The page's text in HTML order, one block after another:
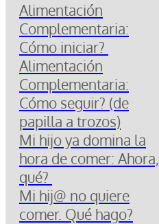
Alimentación
Complementaria:
Cómo iniciar?
Alimentación
Complementaria:
Cómo seguir? (de
papilla a trozos)
Mi hijo ya domina la
hora de comer: Ahora,
qué?
Mi hij@ no quiere
comer. Qué hago?